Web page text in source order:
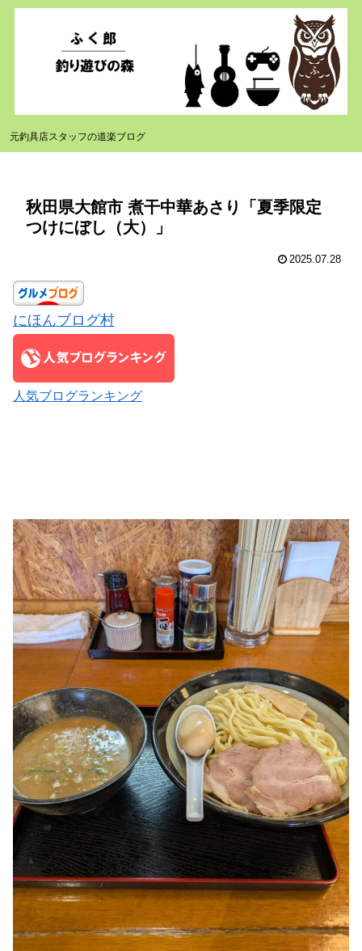
元釣具店スタッフの道楽ブログ
秋田県大館市 煮干中華あさり「夏季限定
つけにぼし（大）」
2025.07.28
にほんブログ村
人気ブログランキング